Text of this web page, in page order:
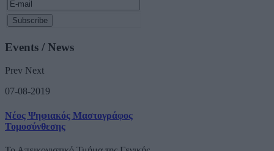
Events / News
Prev Next
07-08-2019
Νέος Ψηφιακός Μαστογράφος
Τομοσύνθεσης